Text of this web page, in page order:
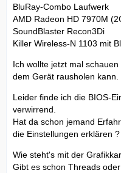
BluRay-Combo Laufwerk
AMD Radeon HD 7970M
SoundBlaster Recon3Di
Killer Wireless-N 1103 mit
Ich wollte jetzt mal
dem Gerät rausholen kann.
Leider finde ich die BIOS-
verwirrend.
Hat da schon jemand
die Einstellungen erklären ?
Wie steht's mit der
Gibt es schon Threads